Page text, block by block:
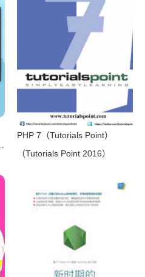
PHP 7（Tutorials Point）
（Tutorials Point 2016）